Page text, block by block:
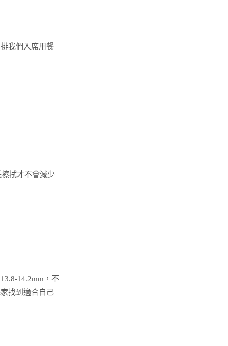
我們入席用餐
拭才不會減少
14.2mm，不
找到適合自己